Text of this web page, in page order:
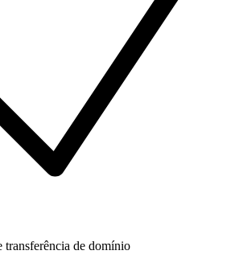
transferência de domínio